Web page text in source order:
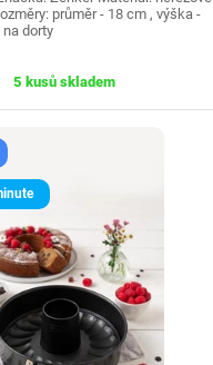
průměr - 18 cm , výška -
na dorty
5 kusů skladem